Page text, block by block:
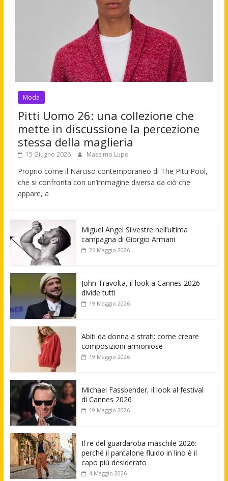
Moda
Pitti Uomo 26: una collezione che
mette in discussione la percezione
stessa della maglieria
15 Giugno 2026 Massimo Lupo
Proprio come il Narciso contemporaneo di The Pitti Pool,
che si confronta con un’immagine diversa da ciò che
appare, a
Miguel Angel Silvestre nell’ultima
campagna di Giorgio Armani
26 Maggio 2026
John Travolta, il look a Cannes 2026
divide tutti
19 Maggio 2026
Abiti da donna a strati: come creare
composizioni armoniose
19 Maggio 2026
Michael Fassbender, il look al festival
di Cannes 2026
19 Maggio 2026
Il re del guardaroba maschile 2026:
perché il pantalone fluido in lino è il
capo più desiderato
4 Maggio 2026